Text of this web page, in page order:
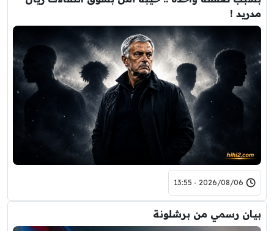
مدريد !
2026/08/06 - 13:55
بيان رسمي من برشلونة